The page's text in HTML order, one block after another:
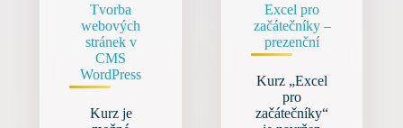
Tvorba
webových
stránek v
CMS
WordPress
Kurz je
Excel pro
začátečníky –
prezenční
Kurz „Excel
pro
začátečníky“